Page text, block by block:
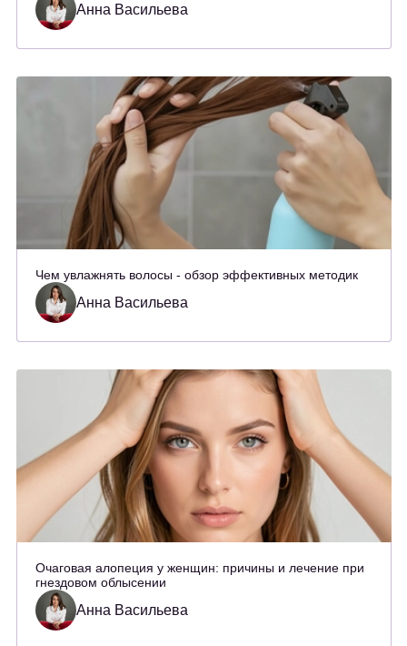
Анна Васильева
Чем увлажнять волосы - обзор эффективных методик
Анна Васильева
Очаговая алопеция у женщин: причины и лечение при
гнездовом облысении
Анна Васильева